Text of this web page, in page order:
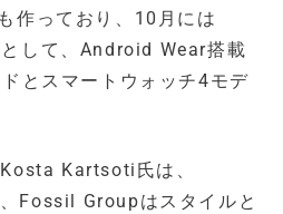
作っており、10月には
して、Android Wear搭載
とスマートウォッチ4モデ
Kartsoti氏は、
Fossil Groupはスタイルと